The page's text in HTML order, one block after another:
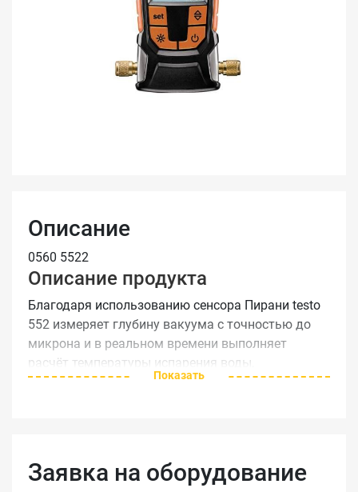
Описание
0560 5522
Описание продукта
Благодаря использованию сенсора Пирани testo
552 измеряет глубину вакуума с точностью до
микрона и в реальном времени выполняет
расчёт температуры испарения воды,
определяющей степень осушки системы
влажности, экономя Ваше время. Сигнальные
Показать
Заявка на оборудование